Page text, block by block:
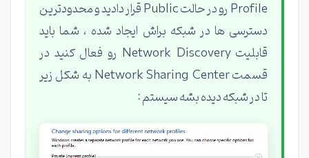
Profile رو در حالت Public قرار دادید و محدودترین
دسترسی ها در شبکه براش ایجاد شده ، شما باید
قابلیت Network Discovery رو فعال کنید در
قسمت Network Sharing Center به شکل زیر
تا در شبکه دیده بشه سیستم :